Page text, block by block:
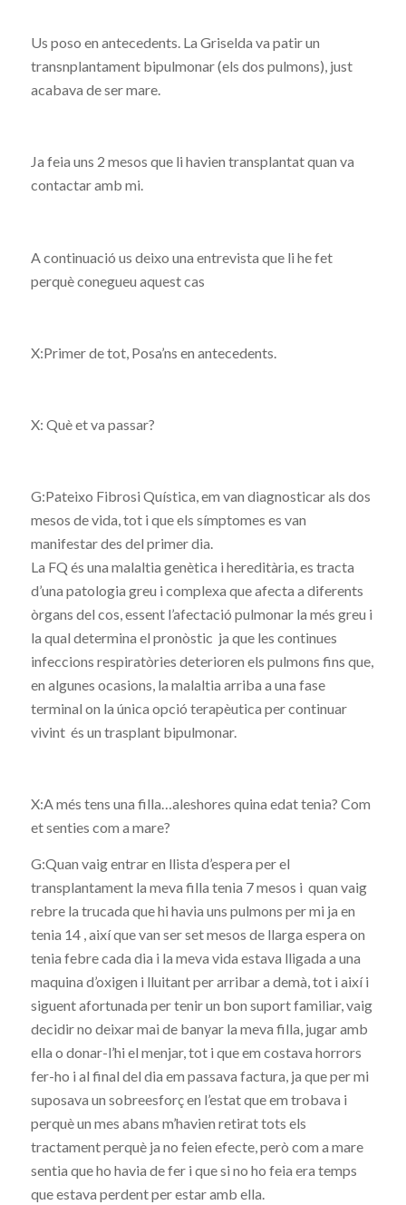
Us poso en antecedents. La Griselda va patir un
transnplantament bipulmonar (els dos pulmons), just
acabava de ser mare.
Ja feia uns 2 mesos que li havien transplantat quan va
contactar amb mi.
A continuació us deixo una entrevista que li he fet
perquè conegueu aquest cas
X:Primer de tot, Posa’ns en antecedents.
X: Què et va passar?
G:Pateixo Fibrosi Quística, em van diagnosticar als dos
mesos de vida, tot i que els símptomes es van
manifestar des del primer dia.
La FQ és una malaltia genètica i hereditària, es tracta
d’una patologia greu i complexa que afecta a diferents
òrgans del cos, essent l’afectació pulmonar la més greu i
la qual determina el pronòstic ja que les continues
infeccions respiratòries deterioren els pulmons fins que,
en algunes ocasions, la malaltia arriba a una fase
terminal on la única opció terapèutica per continuar
vivint és un trasplant bipulmonar.
X:A més tens una filla…aleshores quina edat tenia? Com
et senties com a mare?
G:Quan vaig entrar en llista d’espera per el
transplantament la meva filla tenia 7 mesos i quan vaig
rebre la trucada que hi havia uns pulmons per mi ja en
tenia 14 , així que van ser set mesos de llarga espera on
tenia febre cada dia i la meva vida estava lligada a una
maquina d’oxigen i lluitant per arribar a demà, tot i així i
siguent afortunada per tenir un bon suport familiar, vaig
decidir no deixar mai de banyar la meva filla, jugar amb
ella o donar-l’hi el menjar, tot i que em costava horrors
fer-ho i al final del dia em passava factura, ja que per mi
suposava un sobreesforç en l’estat que em trobava i
perquè un mes abans m’havien retirat tots els
tractament perquè ja no feien efecte, però com a mare
sentia que ho havia de fer i que si no ho feia era temps
que estava perdent per estar amb ella.